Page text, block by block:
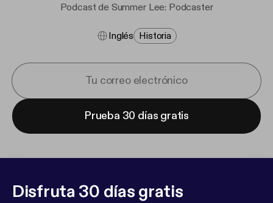
Podcast de Summer Lee: Podcaster
Inglés Historia
Prueba 30 días gratis
Disfruta 30 días gratis